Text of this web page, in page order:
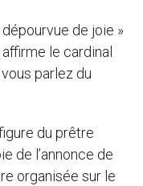
de joie »
le cardinal
parlez du
du prêtre
de l’annonce de
organisée sur le